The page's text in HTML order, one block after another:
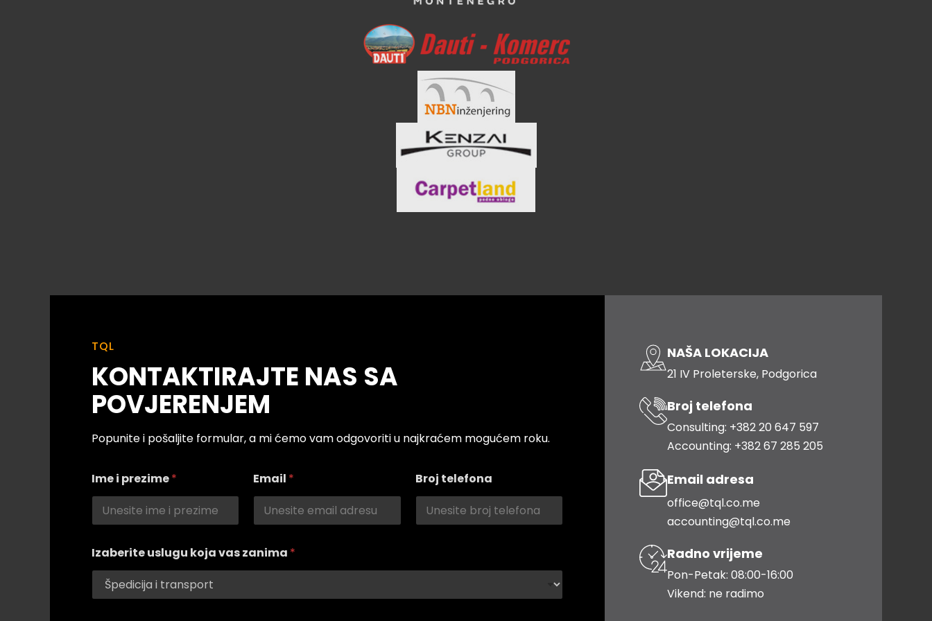
TQL
KONTAKTIRAJTE NAS SA
POVJERENJEM
Popunite i pošaljite formular, a mi ćemo vam odgovoriti u najkraćem mogućem roku.
m
e
e
e
f
o
a
Ime i prezime* Email * Broj telefona
Izaberite uslugu koja vas zanima *
NAŠA LOKACIJA
21 IV Proleterske, Podgorica
Broj telefona
Consulting: +382 20 647 597
Accounting: +382 67 285 205
Email adresa
office@tql.co.me
accounting@tql.co.me
Radno vrijeme
Pon-Petak: 08:00-16:00
Vikend: ne radimo